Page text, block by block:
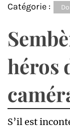
Catégorie :
héros
S’il est